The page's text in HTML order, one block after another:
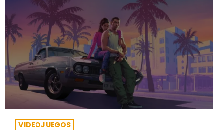
VIDEOJUEGOS